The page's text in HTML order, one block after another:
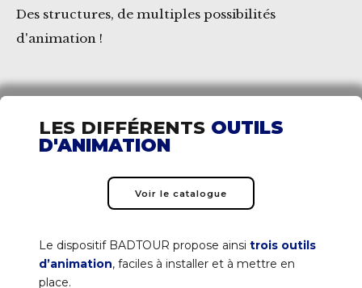
Des structures, de multiples possibilités
d'animation !
LES DIFFÉRENTS OUTILS
D'ANIMATION
Voir le catalogue
Le dispositif BADTOUR propose ainsi trois outils
d’animation, faciles à installer et à mettre en
place.